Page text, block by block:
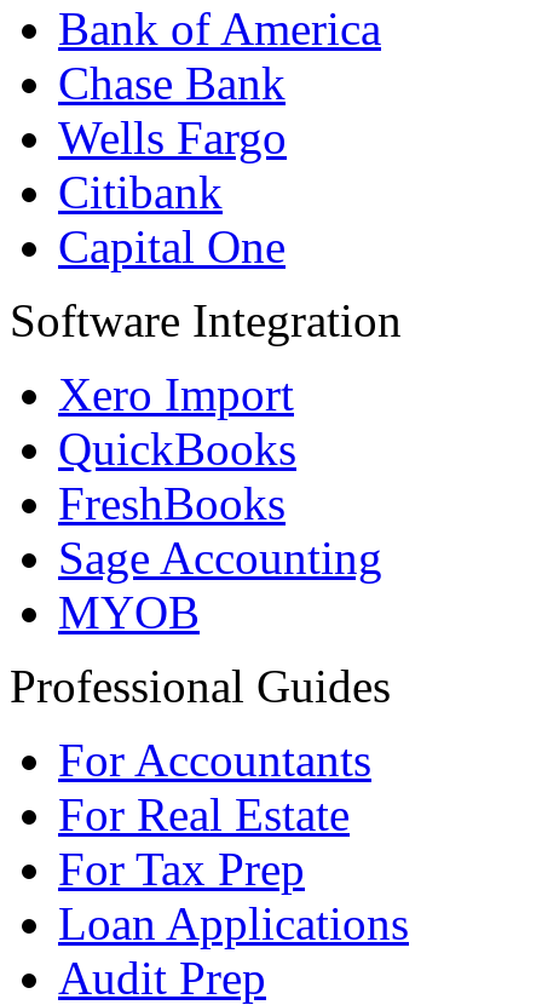
Bank of America
Chase Bank
Wells Fargo
Citibank
Capital One
Software Integration
Xero Import
QuickBooks
FreshBooks
Sage Accounting
MYOB
Professional Guides
For Accountants
For Real Estate
For Tax Prep
Loan Applications
Audit Prep